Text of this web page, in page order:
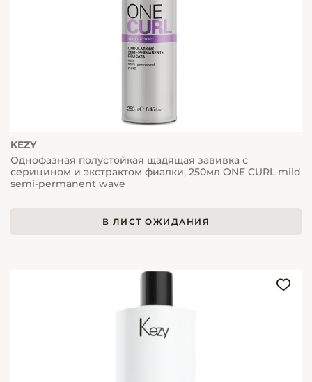
KEZY
Однофазная полустойкая щадящая завивка с
серицином и экстрактом фиалки, 250мл ONE CURL mild
semi-permanent wave
В ЛИСТ ОЖИДАНИЯ